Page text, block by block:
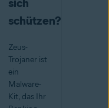
sich
schützen?
Zeus-
Trojaner ist
ein
Malware-
Kit, das Ihr